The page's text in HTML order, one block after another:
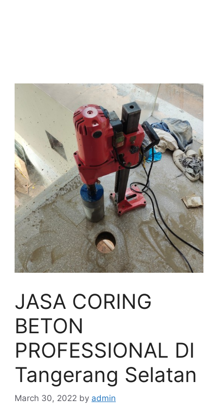
JASA CORING
BETON
PROFESSIONAL DI
Tangerang Selatan
March 30, 2022 by admin